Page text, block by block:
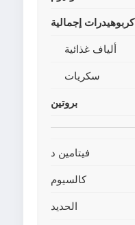
كربوهيدرات إجمالية
ألياف غذائية
سكريات
بروتين
فيتامين د
كالسيوم
الحديد